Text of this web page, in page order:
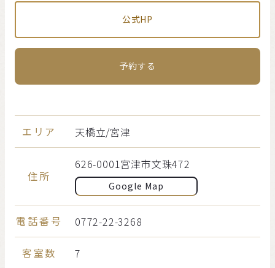
公式HP
予約する
エリア 天橋⽴/宮津
住所
626-0001宮津市文珠472
Google Map
電話番号 0772-22-3268
客室数 7